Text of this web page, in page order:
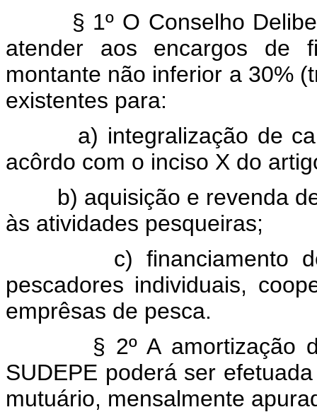
§ 1º O Conselho
atender aos encargos de
montante não inferior a 30%
existentes para:
a) integralização de
acôrdo com o inciso X do
b) aquisição e revenda
às atividades pesqueiras;
c) financiamento
pescadores individuais,
emprêsas de pesca.
§ 2º A amortização
SUDEPE poderá ser
mutuário, mensalmente